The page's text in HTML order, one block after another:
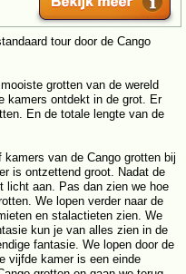
tour door de Cango
grotten van de wereld
kamers ontdekt in de grot. Er
En de totale lengte van de
van de Cango grotten bij
is ontzettend groot. Nadat de
licht aan. Pas dan zien we hoe
We lopen verder naar de
en stalactieten zien. We
kun je van alles zien in de
fantasie. We lopen door de
vijfde kamer is een einde